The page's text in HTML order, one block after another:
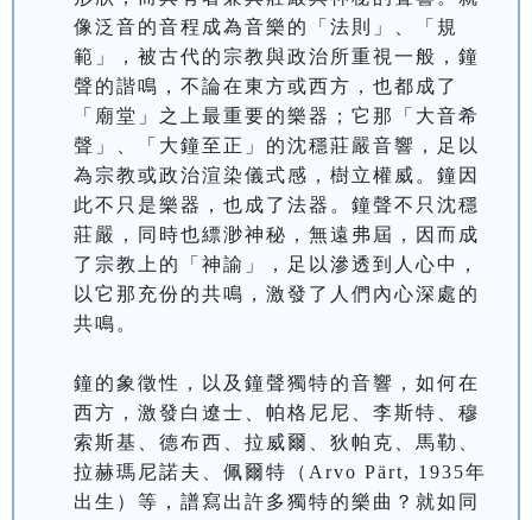
像泛音的音程成為音樂的「法則」、「規
範」，被古代的宗教與政治所重視一般，鐘
聲的諧鳴，不論在東方或西方，也都成了
「廟堂」之上最重要的樂器；它那「大音希
聲」、「大鐘至正」的沈穩莊嚴音響，足以
為宗教或政治渲染儀式感，樹立權威。鐘因
此不只是樂器，也成了法器。鐘聲不只沈穩
莊嚴，同時也縹渺神秘，無遠弗屆，因而成
了宗教上的「神諭」，足以滲透到人心中，
以它那充份的共鳴，激發了人們內心深處的
共鳴。
鐘的象徵性，以及鐘聲獨特的音響，如何在
西方，激發白遼士、帕格尼尼、李斯特、穆
索斯基、德布西、拉威爾、狄帕克、馬勒、
拉赫瑪尼諾夫、佩爾特（Arvo Pärt, 1935年
出生）等，譜寫出許多獨特的樂曲？就如同